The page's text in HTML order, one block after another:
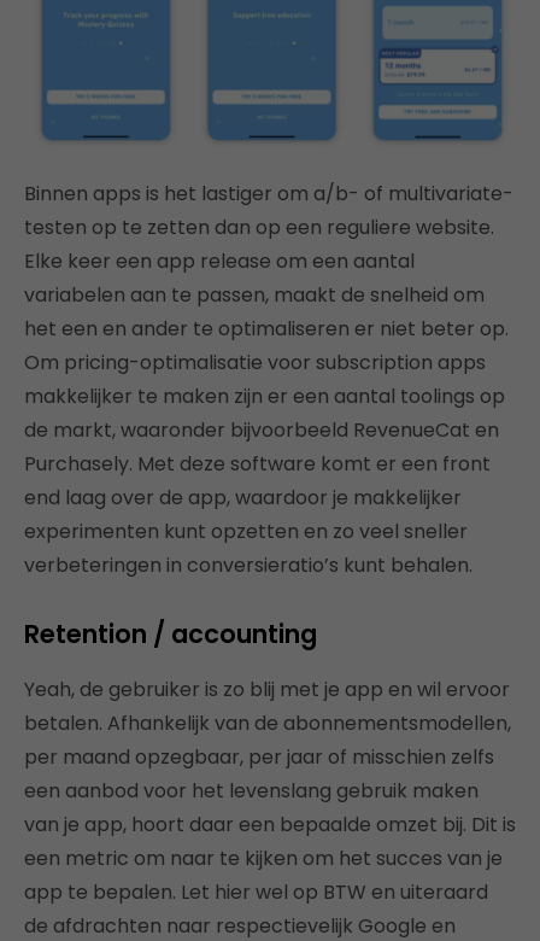
Binnen apps is het lastiger om a/b- of multivariate-
testen op te zetten dan op een reguliere website.
Elke keer een app release om een aantal
variabelen aan te passen, maakt de snelheid om
het een en ander te optimaliseren er niet beter op.
Om pricing-optimalisatie voor subscription apps
makkelijker te maken zijn er een aantal toolings op
de markt, waaronder bijvoorbeeld RevenueCat en
Purchasely. Met deze software komt er een front
end laag over de app, waardoor je makkelijker
experimenten kunt opzetten en zo veel sneller
verbeteringen in conversieratio’s kunt behalen.
Retention / accounting
Yeah, de gebruiker is zo blij met je app en wil ervoor
betalen. Afhankelijk van de abonnementsmodellen,
per maand opzegbaar, per jaar of misschien zelfs
een aanbod voor het levenslang gebruik maken
van je app, hoort daar een bepaalde omzet bij. Dit is
een metric om naar te kijken om het succes van je
app te bepalen. Let hier wel op BTW en uiteraard
de afdrachten naar respectievelijk Google en